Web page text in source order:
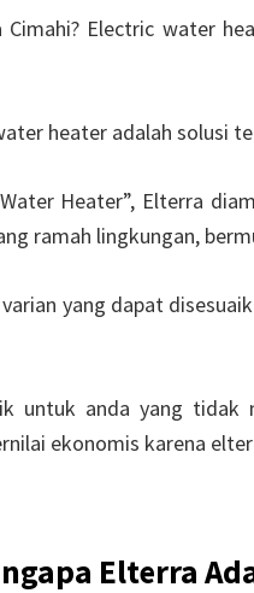
Electric water
heater adalah solusi
Heater”, Elterra
ramah lingkungan,
yang dapat
untuk anda yang
ekonomis karena
Elterra